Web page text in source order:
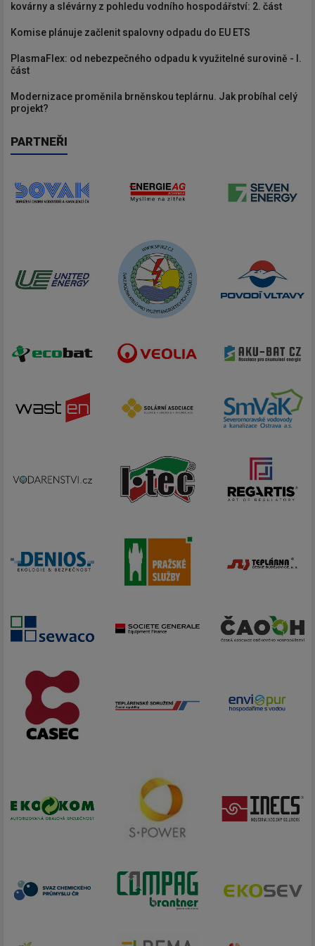
kovárny a slévárny z pohledu vodního hospodářství: 2. část
Komise plánuje začlenit spalovny odpadu do EU ETS
PlasmaFlex: od nebezpečného odpadu k využitelné surovině - I.
část
Modernizace proměnila brněnskou teplárnu. Jak probíhal celý
projekt?
PARTNEŘI